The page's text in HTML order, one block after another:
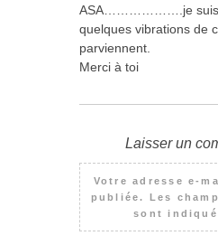
ASA……………….je suis
quelques vibrations de
parviennent.
Merci à toi
Laisser un
Votre adresse e-
publiée.
Les
sont